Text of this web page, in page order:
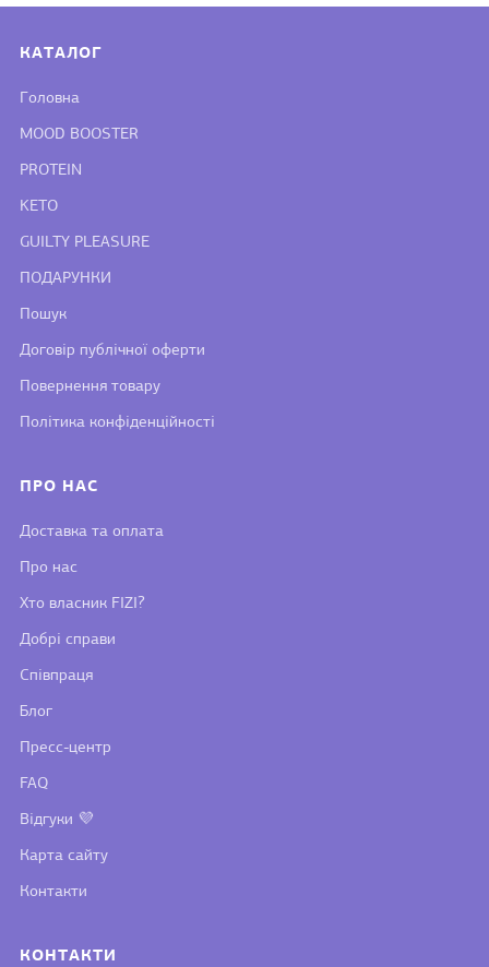
КАТАЛОГ
Головна
MOOD BOOSTER
PROTEIN
KETO
GUILTY PLEASURE
ПОДАРУНКИ
Пошук
Договір публічної оферти
Повернення товару
Політика конфіденційності
ПРО НАС
Доставка та оплата
Про нас
Хто власник FIZI?
Добрі справи
Співпраця
Блог
Пресс-центр
FAQ
Відгуки 💜
Карта сайту
Контакти
КОНТАКТИ